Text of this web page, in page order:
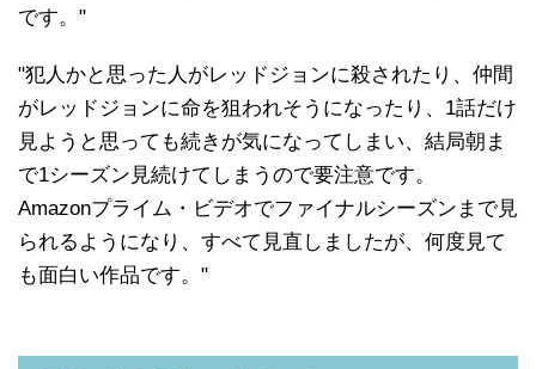
です。"
"犯人かと思った人がレッドジョンに殺されたり、仲間
がレッドジョンに命を狙われそうになったり、1話だけ
見ようと思っても続きが気になってしまい、結局朝ま
で1シーズン見続けてしまうので要注意です。
Amazonプライム・ビデオでファイナルシーズンまで見
られるようになり、すべて見直しましたが、何度見て
も面白い作品です。"